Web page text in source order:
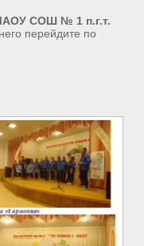
СОШ № 1 п.г.т.
перейдите по